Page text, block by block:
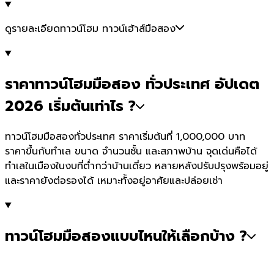
ดูรายละเอียดทาวน์โฮม ทาวน์เฮ้าส์มือสอง
ราคาทาวน์โฮมมือสอง ทั่วประเทศ อัปเดต
2026 เริ่มต้นเท่าไร ?
ทาวน์โฮมมือสองทั่วประเทศ ราคาเริ่มต้นที่ 1,000,000 บาท
ราคาขึ้นกับทำเล ขนาด จำนวนชั้น และสภาพบ้าน จุดเด่นคือได้
ทำเลในเมืองในงบที่ต่ำกว่าบ้านเดี่ยว หลายหลังปรับปรุงพร้อมอยู่
และราคายังต่อรองได้ เหมาะทั้งอยู่อาศัยและปล่อยเช่า
ทาวน์โฮมมือสองแบบไหนให้เลือกบ้าง ?